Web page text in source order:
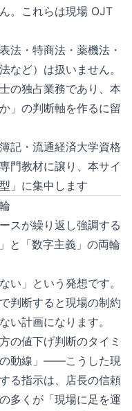
。これらは現場 OJT
法・特商法・薬機法・
など）は扱いません。
の独占業務であり、本
」の判断軸を作るに留
記・流通経済大学資格
門教材に譲り、本サイ
」に集中します
スが繰り返し強調する
と「数字主義」の両輪
い」という発想です。
判断すると現場の制約
い計画になります。
の値下げ判断のタイミ
の動線」——こうした現
る指示は、店長の信頼
多くが「現場に足を運